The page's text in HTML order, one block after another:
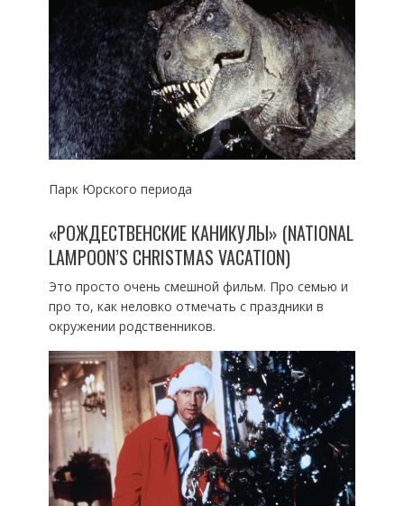
Парк Юрского периода
«РОЖДЕСТВЕНСКИЕ КАНИКУЛЫ» (NATIONAL
LAMPOON’S CHRISTMAS VACATION)
Это просто очень смешной фильм. Про семью и
про то, как неловко отмечать с праздники в
окружении родственников.